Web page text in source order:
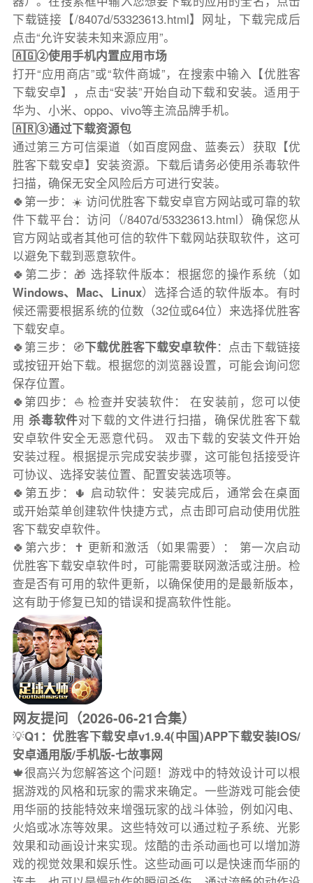
下载链接【/8407d/53323613.html】网址，下载完成后
点击“允许安装未知来源应用”。
🇦🇬②使用手机内置应用市场
打开“应用商店”或“软件商城”，在搜索中输入【优胜客
下载安卓】，点击“安装”开始自动下载和安装。适用于
华为、小米、oppo、vivo等主流品牌手机。
🇦🇷③通过下载资源包
通过第三方可信渠道（如百度网盘、蓝奏云）获取【优
胜客下载安卓】安装资源。下载后请务必使用杀毒软件
扫描，确保无安全风险后方可进行安装。
🍀第一步：☀️ 访问优胜客下载安卓官方网站或可靠的软
件下载平台：访问（/8407d/53323613.html）确保您从
官方网站或者其他可信的软件下载网站获取软件，这可
以避免下载到恶意软件。
🍀第二步：🎁 选择软件版本：根据您的操作系统（如
Windows、Mac、Linux）选择合适的软件版本。有时
候还需要根据系统的位数（32位或64位）来选择优胜客
下载安卓。
🍀第三步：🧭下载优胜客下载安卓软件：点击下载链接
或按钮开始下载。根据您的浏览器设置，可能会询问您
保存位置。
🍀第四步：⛵️ 检查并安装软件： 在安装前，您可以使
用杀毒软件对下载的文件进行扫描，确保优胜客下载
安卓软件安全无恶意代码。 双击下载的安装文件开始
安装过程。根据提示完成安装步骤，这可能包括接受许
可协议、选择安装位置、配置安装选项等。
🍀第五步：🌵 启动软件：安装完成后，通常会在桌面
或开始菜单创建软件快捷方式，点击即可启动使用优胜
客下载安卓软件。
🍀第六步：✝️ 更新和激活（如果需要）： 第一次启动
优胜客下载安卓软件时，可能需要联网激活或注册。检
查是否有可用的软件更新，以确保使用的是最新版本，
这有助于修复已知的错误和提高软件性能。
网友提问（2026-06-21合集）
💡Q1：优胜客下载安卓v1.9.4(中国)APP下载安装IOS/
安卓通用版/手机版-七故事网
🍁很高兴为您解答这个问题！游戏中的特效设计可以根
据游戏的风格和玩家的需求来确定。一些游戏可能会使
用华丽的技能特效来增强玩家的战斗体验，例如闪电、
火焰或冰冻等效果。这些特效可以通过粒子系统、光影
效果和动画设计来实现。炫酷的击杀动画也可以增加游
戏的视觉效果和娱乐性。这些动画可以是快速而华丽的